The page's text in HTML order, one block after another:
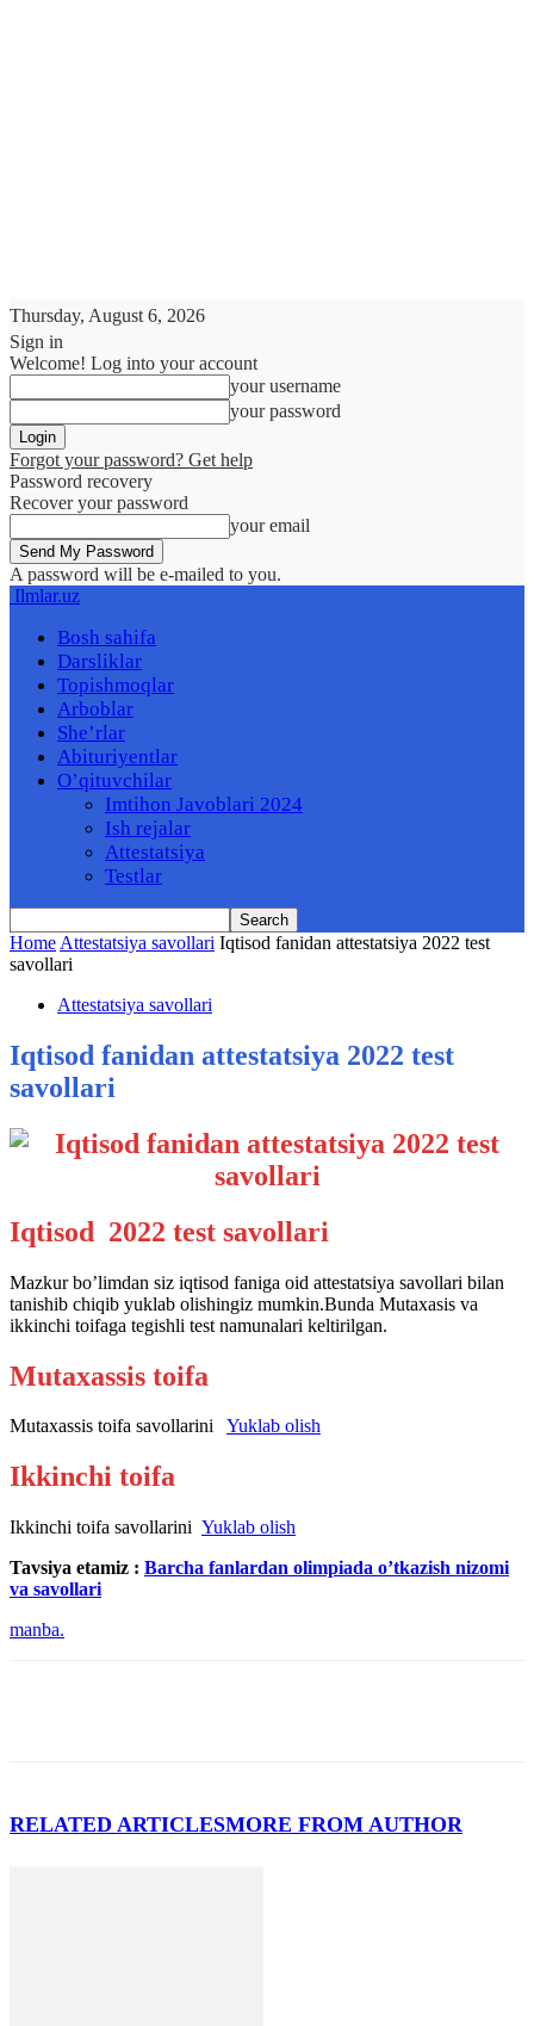
Thursday, August 6, 2026
Sign in
Welcome! Log into your account
your username
your password
Forgot your password? Get help
Password recovery
Recover your password
your email
A password will be e-mailed to you.
Ilmlar.uz
Bosh sahifa
Darsliklar
Topishmoqlar
Arboblar
She’rlar
Abituriyentlar
O’qituvchilar
Imtihon Javoblari 2024
Ish rejalar
Attestatsiya
Testlar
Home Attestatsiya savollari Iqtisod fanidan attestatsiya 2022 test
savollari
Attestatsiya savollari
Iqtisod fanidan attestatsiya 2022 test
savollari
Iqtisod 2022 test savollari
Mazkur bo’limdan siz iqtisod faniga oid attestatsiya savollari bilan
tanishib chiqib yuklab olishingiz mumkin.Bunda Mutaxasis va
ikkinchi toifaga tegishli test namunalari keltirilgan.
Mutaxassis toifa
Mutaxassis toifa savollarini Yuklab olish
Ikkinchi toifa
Ikkinchi toifa savollarini Yuklab olish
Tavsiya etamiz : Barcha fanlardan olimpiada o’tkazish nizomi
va savollari
manba.
RELATED ARTICLESMORE FROM AUTHOR